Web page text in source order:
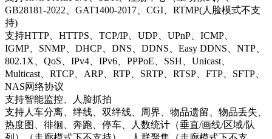
GB28181-2022、GAT1400-2017、CGI、RTMP(人脸模式不支
持)
支持HTTP、HTTPS、TCP/IP、UDP、UPnP、ICMP、
IGMP、SNMP、DHCP、DNS、DDNS、Easy DDNS、NTP、
802.1X、QoS、IPv4、IPv6、PPPoE、SSH、Unicast、
Multicast、RTCP、ARP、RTP、SRTP、RTSP、FTP、SFTP、
NAS网络协议
支持智能监控、人脸抓拍
支持人车分离、绊线、双绊线、周界、物品遗留、物品丢失、
热度图、徘徊、奔跑、停车、人数统计（垂直/画线/区域/队